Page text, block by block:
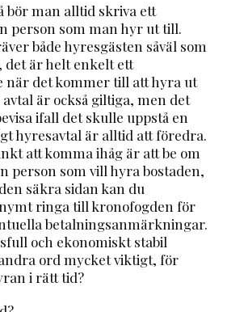
bör man alltid skriva ett
person som man hyr ut till.
både hyresgästen såväl som
det är helt enkelt ett
när det kommer till att hyra ut
är också giltiga, men det
ifall det skulle uppstå en
hyresavtal är alltid att föredra.
att komma ihåg är att be om
person som vill hyra bostaden,
säkra sidan kan du
ringa till kronofogden för
betalningsanmärkningar.
och ekonomiskt stabil
ord mycket viktigt, för
i rätt tid?